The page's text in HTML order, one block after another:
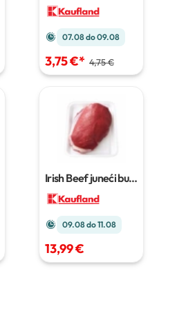
07.08 do 09.08
3,75 €* 4,75 €
Irish Beef juneći but
09.08 do 11.08
13,99 €